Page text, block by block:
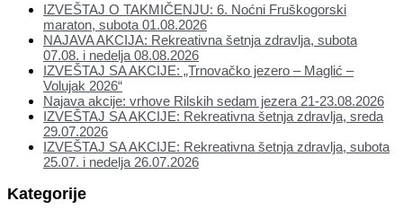
IZVEŠTAJ O TAKMIČENJU: 6. Noćni Fruškogorski
maraton, subota 01.08.2026
NAJAVA AKCIJA: Rekreativna šetnja zdravlja, subota
07.08. i nedelja 08.08.2026
IZVEŠTAJ SA AKCIJE: „Trnovačko jezero – Maglić –
Volujak 2026“
Najava akcije: vrhove Rilskih sedam jezera 21-23.08.2026
IZVEŠTAJ SA AKCIJE: Rekreativna šetnja zdravlja, sreda
29.07.2026
IZVEŠTAJ SA AKCIJE: Rekreativna šetnja zdravlja, subota
25.07. i nedelja 26.07.2026
Kategorije